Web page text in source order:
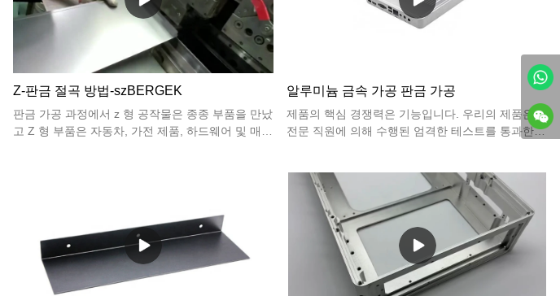
Z-판금 절곡 방법-szBERGEK
판금 가공 과정에서 z 형 공작물은 종종 부품을 만났
고 Z 형 부품은 자동차, 가전 제품, 하드웨어 및 매우
유형의 Z 형 부품이라도 제품마다 품질 요구 사항이
다릅니다. , 조립 상태도 다릅니다.
알루미늄 금속 가공 판금 가공
제품의 핵심 경쟁력은 기능입니다. 우리의 제품은
전문 직원에 의해 수행된 엄격한 테스트를 통과한
수 있기 때문에 외관 디자인이 매우 강조됩니다.